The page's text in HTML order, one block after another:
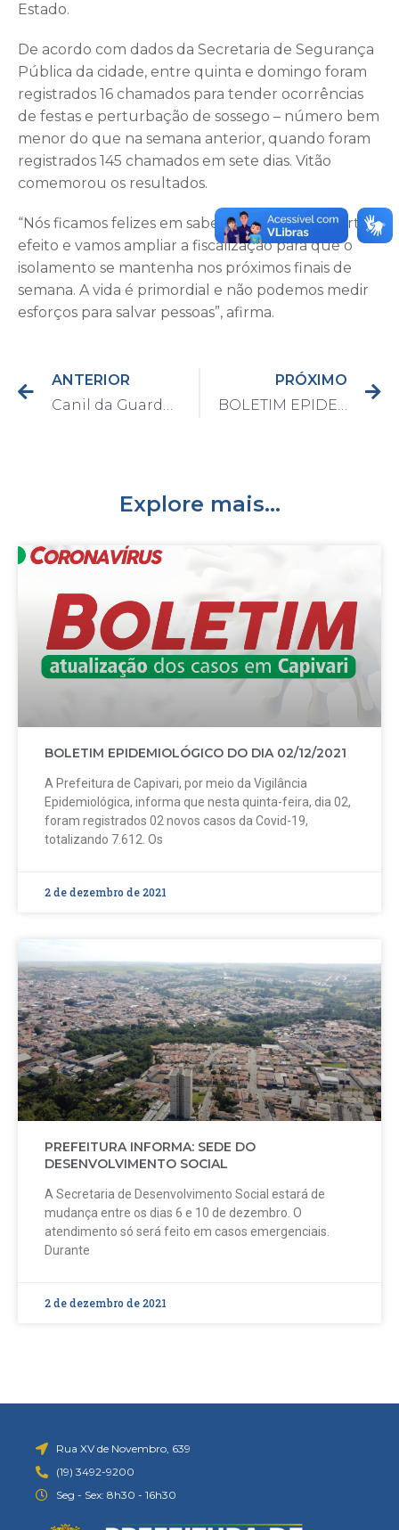
Estado.
De acordo com dados da Secretaria de Segurança
Pública da cidade, entre quinta e domingo foram
registrados 16 chamados para tender ocorrências
de festas e perturbação de sossego – número bem
menor do que na semana anterior, quando foram
registrados 145 chamados em sete dias. Vitão
comemorou os resultados.
“Nós ficamos felizes em saber que a medida surtiu
efeito e vamos ampliar a fiscalização para que o
isolamento se mantenha nos próximos finais de
semana. A vida é primordial e não podemos medir
esforços para salvar pessoas”, afirma.
ANTERIOR
Canil da Guarda apreende de adolescente e 57 porções de drogas
PRÓXIMO
BOLETIM EPIDEMIOLÓGICO DO DIA 07/04/2021
Explore mais...
BOLETIM EPIDEMIOLÓGICO DO DIA 02/12/2021
A Prefeitura de Capivari, por meio da Vigilância
Epidemiológica, informa que nesta quinta-feira, dia 02,
foram registrados 02 novos casos da Covid-19,
totalizando 7.612. Os
2 de dezembro de 2021
PREFEITURA INFORMA: SEDE DO
DESENVOLVIMENTO SOCIAL
A Secretaria de Desenvolvimento Social estará de
mudança entre os dias 6 e 10 de dezembro. O
atendimento só será feito em casos emergenciais.
Durante
2 de dezembro de 2021
Rua XV de Novembro, 639
(19) 3492-9200
Seg - Sex: 8h30 - 16h30